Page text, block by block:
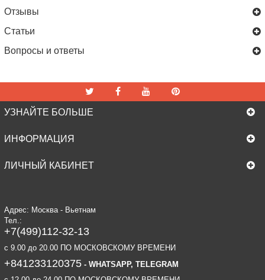
Отзывы
Статьи
Вопросы и ответы
УЗНАЙТЕ БОЛЬШЕ
ИНФОРМАЦИЯ
ЛИЧНЫЙ КАБИНЕТ
Адрес: Москва - Вьетнам
Тел.:
+7(499)112-32-13
c 9.00 до 20.00 ПО МОСКОВСКОМУ ВРЕМЕНИ
+841233120375- WHATSAPP, TELEGRAM